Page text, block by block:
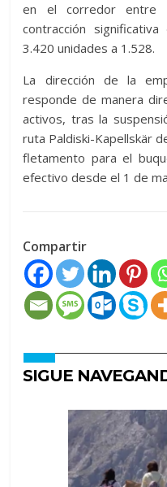
en el corredor entre
contracción
3.420 unidades a 1.528.
La dirección de la
responde de manera
activos, tras la
ruta Paldiski-Kapellskär
fletamento para el
efectivo desde el 1 de
Compartir
SIGUE